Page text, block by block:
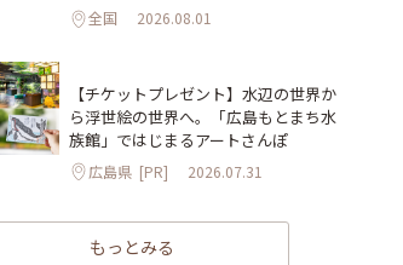
全国 2026.08.01
【チケットプレゼント】水辺の世界か
ら浮世絵の世界へ。「広島もとまち水
族館」ではじまるアートさんぽ
広島県 [PR] 2026.07.31
もっとみる